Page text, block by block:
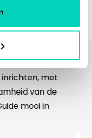
heel
met
van de
mooi in